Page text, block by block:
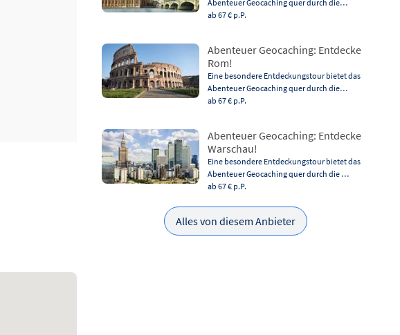
Abenteuer Geocaching quer durch die…
ab 67 € p.P.
Abenteuer Geocaching: Entdecke
Rom!
Eine besondere Entdeckungstour bietet das
Abenteuer Geocaching quer durch die…
ab 67 € p.P.
Abenteuer Geocaching: Entdecke
Warschau!
Eine besondere Entdeckungstour bietet das
Abenteuer Geocaching quer durch die …
ab 67 € p.P.
Alles von diesem Anbieter